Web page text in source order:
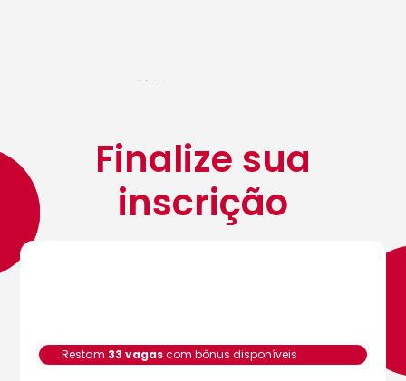
Finalize sua
inscrição
Restam 33 vagascom bônus disponíveis